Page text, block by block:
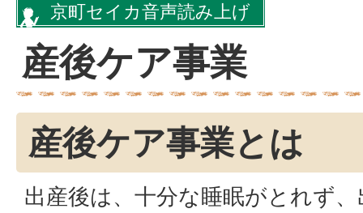
京町セイカ音声読み上げ
産後ケア事業
産後ケア事業とは
出産後は、十分な睡眠がとれず